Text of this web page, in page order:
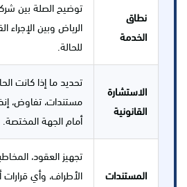
نطاق
الخدمة
توضيح الصلة بين
الرياض وبين الإجراء
للحالة.
الاستشارة
القانونية
تحديد ما إذا كانت
مستندات، تفاوض،
أمام الجهة المختصة.
المستندات
تجهيز العقود،
الأطراف، وأي